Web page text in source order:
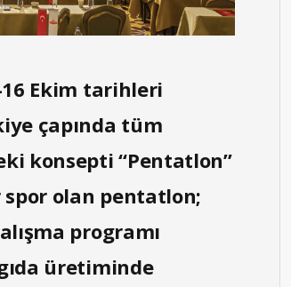
16 Ekim tarihleri
çapında tüm
konsepti “Pentatlon”
olan pentatlon;
programı
üretiminde